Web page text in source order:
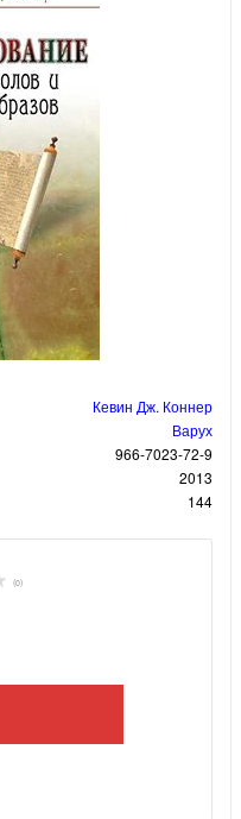
Кевин Дж. Коннер
Варух
966-7023-72-9
2013
144
(0)